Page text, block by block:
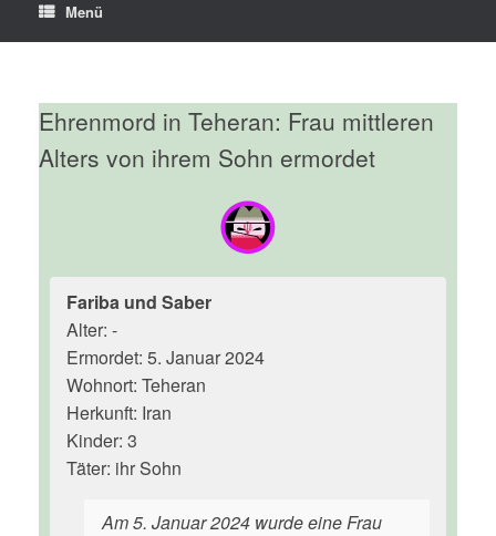
Menü
Ehrenmord in Teheran: Frau mittleren
Alters von ihrem Sohn ermordet
Fariba und Saber
Alter: -
Ermordet: 5. Januar 2024
Wohnort: Teheran
Herkunft: Iran
Kinder: 3
Täter: ihr Sohn
Am 5. Januar 2024 wurde eine Frau